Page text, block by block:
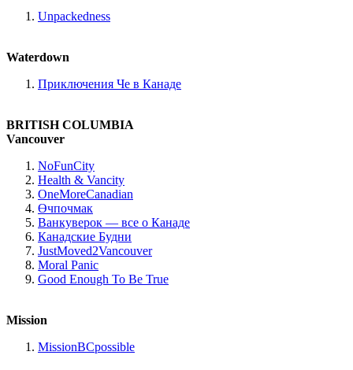
Unpackedness
Waterdown
Приключения Че в Канаде
BRITISH COLUMBIA
Vancouver
NoFunCity
Health & Vancity
OneMoreCanadian
Өчпочмак
Ванкуверок — все о Канаде
Канадские Будни
JustMoved2Vancouver
Moral Panic
Good Enough To Be True
Mission
MissionBCpossible